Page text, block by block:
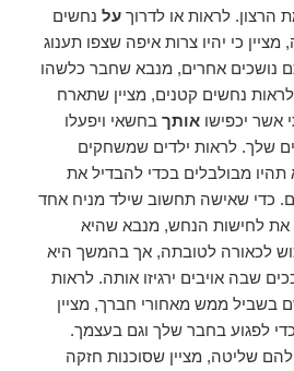
הרצון. לראות או לדרוךעל נחשים
כי יהיו צרות איפה שצפו תענוג
נושכים אחרים, מנבא שחבר כלשהו
נחשים קטנים, מציין שתארח
אשר יכפישואותך בחשאי ויפעלו
שלך. לראות ילדים שמשחקים
מבולבלים בכדי להבדיל את
כדי שאישה תחשוב שילד מניח אחד
את לחישות הנחש, מנבא שהיא
לכאורה לטובתה, אך בהמשך היא
שבה אויבים ירגיזו אותה. לראות
בשביל ממש מאחורי חברך, מציין
לפגוע בחבר שלך וגם בעצמך.
שליטה, מציין שסוכנות חזקה